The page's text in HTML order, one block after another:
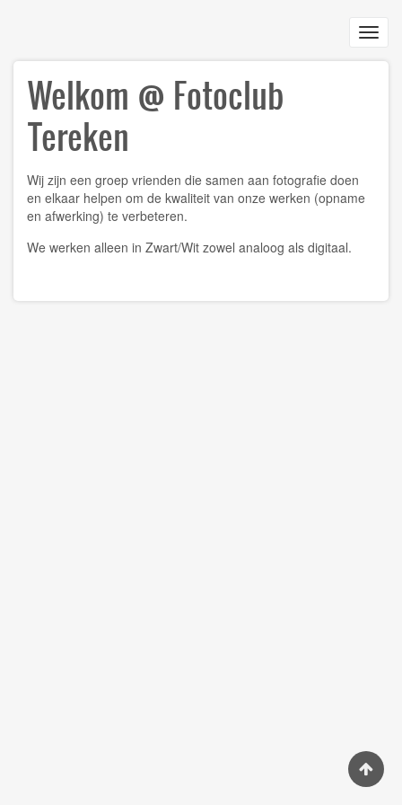
content
Welkom @ Fotoclub
Tereken
Wij zijn een groep vrienden die samen aan fotografie doen
en elkaar helpen om de kwaliteit van onze werken (opname
en afwerking) te verbeteren.
We werken alleen in Zwart/Wit zowel analoog als digitaal.